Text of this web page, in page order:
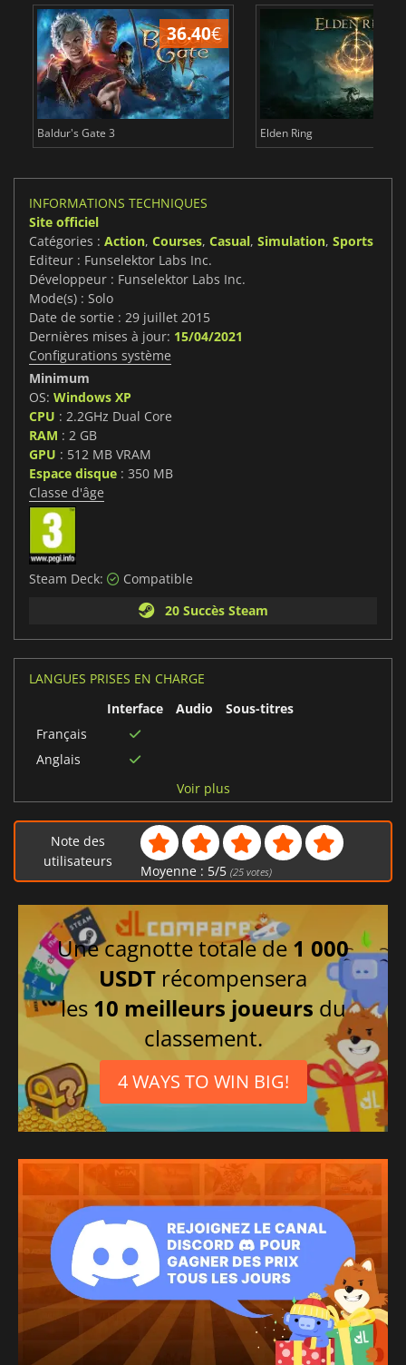
36.40€
Baldur's Gate 3 Elden Ring
INFORMATIONS TECHNIQUES
Site officiel
Catégories : Action, Courses, Casual, Simulation, Sports
Editeur : Funselektor Labs Inc.
Développeur : Funselektor Labs Inc.
Mode(s) : Solo
Date de sortie : 29 juillet 2015
Dernières mises à jour: 15/04/2021
Configurations système
Minimum
OS: Windows XP
CPU : 2.2GHz Dual Core
RAM : 2 GB
GPU : 512 MB VRAM
Espace disque : 350 MB
Classe d'âge
Steam Deck:
Compatible
20 Succès Steam
LANGUES PRISES EN CHARGE
Interface
Audio
Sous-titres
Français
Anglais
Italien
Allemand
Portugais
Voir plus
Note des
utilisateurs
Moyenne : 5/5 (25votes)
Une cagnotte totale de 1 000
USDT récompensera
les 10 meilleurs joueurs du
classement.
4 WAYS TO WIN BIG!